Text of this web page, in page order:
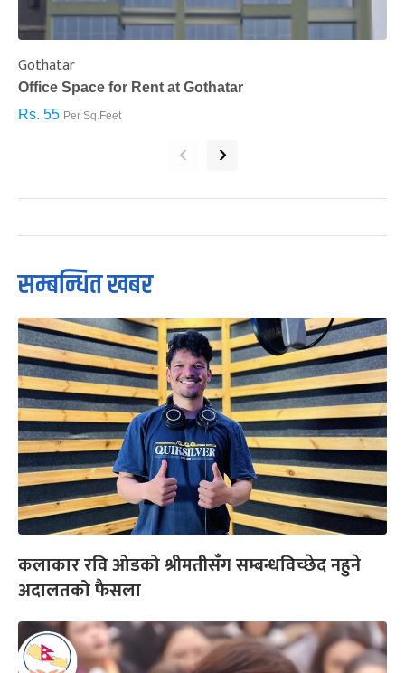
Gothatar
Office Space for Rent at Gothatar
Rs. 55 Per Sq.Feet
‹ ›
सम्बन्धित खबर
कलाकार रवि ओडको श्रीमतीसँग सम्बन्धविच्छेद नहुने
अदालतको फैसला